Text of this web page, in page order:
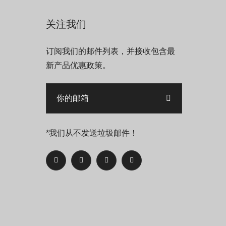
关注我们
订阅我们的邮件列表，并接收包含最
新产品优惠政策。
*我们从不发送垃圾邮件！